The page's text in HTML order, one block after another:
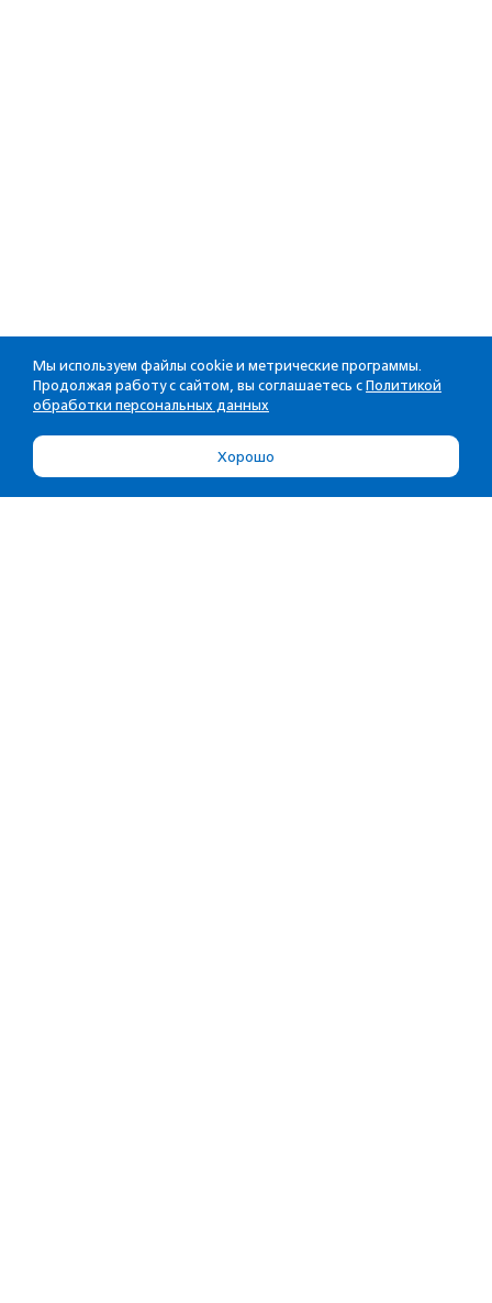
Мы используем файлы cookie и метрические программы.
Продолжая работу с сайтом, вы соглашаетесь с Политикой
обработки персональных данных
Хорошо